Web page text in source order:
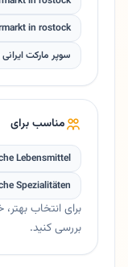
in rostock
سوپر مارکت
مناسب برای
Lebensmittel
Spezialitäten
برای انتخاب
بررسی کنید.